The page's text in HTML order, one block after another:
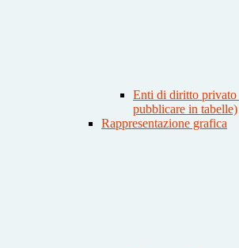
Enti di diritto privato
pubblicare in tabelle)
Rappresentazione grafica